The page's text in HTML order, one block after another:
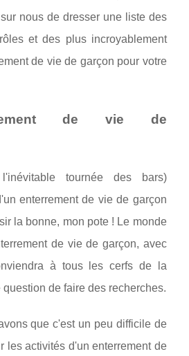
nous de dresser une liste des
et des plus incroyablement
de vie de garçon pour votre
de vie de
tournée des bars)
enterrement de vie de garçon
la bonne, mon pote ! Le monde
de vie de garçon, avec
à tous les cerfs de la
de faire des recherches.
que c'est un peu difficile de
les activités d'un enterrement de